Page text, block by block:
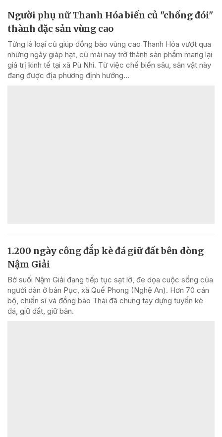
Người phụ nữ Thanh Hóa biến củ "chống đói"
thành đặc sản vùng cao
Từng là loại củ giúp đồng bào vùng cao Thanh Hóa vượt qua
những ngày giáp hạt, củ mài nay trở thành sản phẩm mang lại
giá trị kinh tế tại xã Pù Nhi. Từ việc chế biến sâu, sản vật này
đang được địa phương định hướng...
1.200 ngày công đắp kè đá giữ đất bên dòng
Nậm Giải
Bờ suối Nậm Giải đang tiếp tục sạt lở, đe dọa cuộc sống của
người dân ở bản Pục, xã Quế Phong (Nghệ An). Hơn 70 cán
bộ, chiến sĩ và đồng bào Thái đã chung tay dựng tuyến kè
đá, giữ đất, giữ bản.